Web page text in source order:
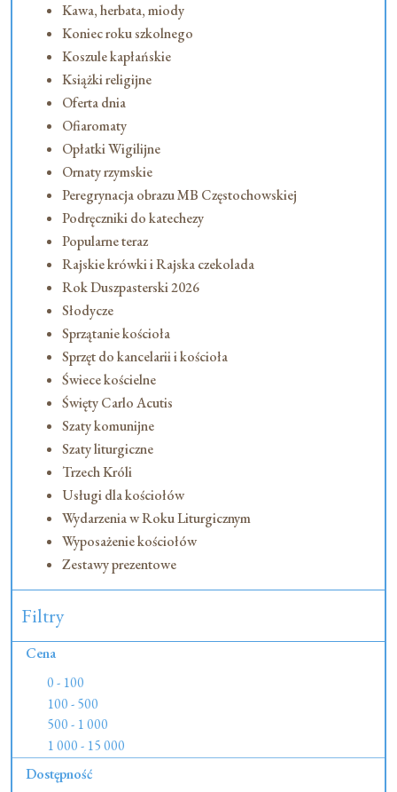
Kawa, herbata, miody
Koniec roku szkolnego
Koszule kapłańskie
Książki religijne
Oferta dnia
Ofiaromaty
Opłatki Wigilijne
Ornaty rzymskie
Peregrynacja obrazu MB Częstochowskiej
Podręczniki do katechezy
Popularne teraz
Rajskie krówki i Rajska czekolada
Rok Duszpasterski 2026
Słodycze
Sprzątanie kościoła
Sprzęt do kancelarii i kościoła
Świece kościelne
Święty Carlo Acutis
Szaty komunijne
Szaty liturgiczne
Trzech Króli
Usługi dla kościołów
Wydarzenia w Roku Liturgicznym
Wyposażenie kościołów
Zestawy prezentowe
Filtry
Cena
0 - 100
100 - 500
500 - 1 000
1 000 - 15 000
Dostępność